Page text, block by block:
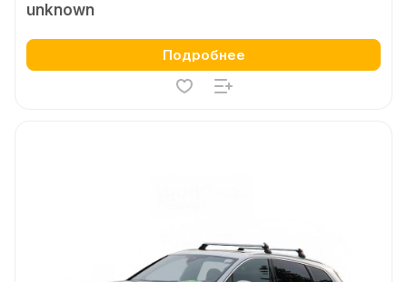
unknown
Подробнее